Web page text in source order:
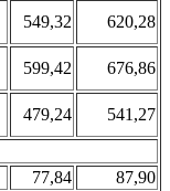
549,32
620,28
599,42
676,86
479,24
541,27
77,84
87,90